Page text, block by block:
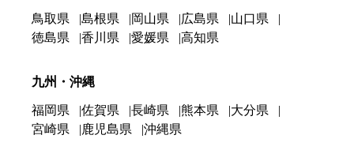
鳥取県 島根県 岡山県 広島県
山口県
徳島県
香川県 愛媛県 高知県
九州・沖縄
福岡県 佐賀県 長崎県 熊本県
大分県
宮崎県
鹿児島県 沖縄県